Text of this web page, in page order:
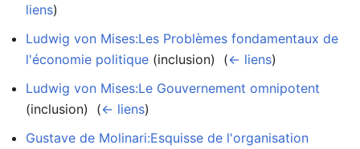
liens)
Ludwig von Mises:Les Problèmes fondamentaux de
l'économie politique (inclusion) ‎ (← liens)
Ludwig von Mises:Le Gouvernement omnipotent
(inclusion) ‎ (← liens)
Gustave de Molinari:Esquisse de l'organisation